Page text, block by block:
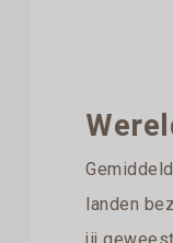
landen
jij